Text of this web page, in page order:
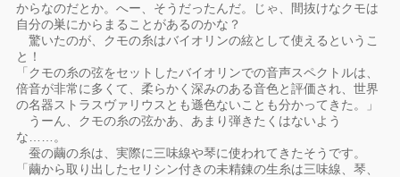
からなのだとか。へー、そうだったんだ。じゃ、間抜けなクモは
自分の巣にからまることがあるのかな？
驚いたのが、クモの糸はバイオリンの絃として使えるというこ
と！
「クモの糸の弦をセットしたバイオリンでの音声スペクトルは、
倍音が非常に多くて、柔らかく深みのある音色と評価され、世界
の名器ストラスヴァリウスとも遜色ないことも分かってきた。」
うーん、クモの糸の弦かあ、あまり弾きたくはないよう
な……。
蚕の繭の糸は、実際に三味線や琴に使われてきたそうです。
「繭から取り出したセリシン付きの未精錬の生糸は三味線、琴、